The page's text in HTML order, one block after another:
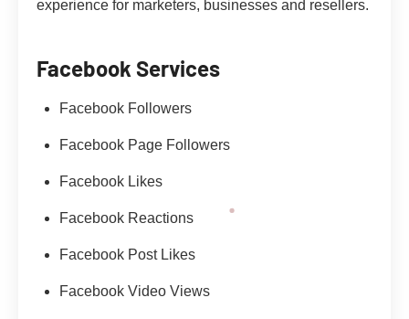
experience for marketers, businesses and resellers.
Facebook Services
Facebook Followers
Facebook Page Followers
Facebook Likes
Facebook Reactions
Facebook Post Likes
Facebook Video Views